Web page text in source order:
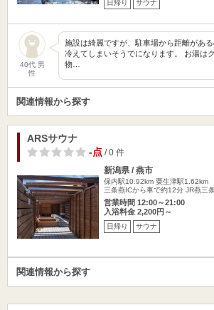
日帰り サウナ
40代 男
性
施設は綺麗ですが、駐車場から距離があ
冷えてしまいそうでになります。 お湯は
物…
関連情報から探す
ARSサウナ
-点/ 0 件
新潟県 / 燕市
保内駅10.92km 粟生津駅1.62km
三条燕ICから車で約12分 JR燕三
営業時間 12:00～21:00
入浴料金 2,200円～
日帰り サウナ
関連情報から探す